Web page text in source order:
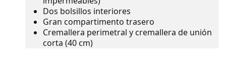
Dos bolsillos interiores
Gran compartimento trasero
Cremallera perimetral y cremallera de unión
corta (40 cm)